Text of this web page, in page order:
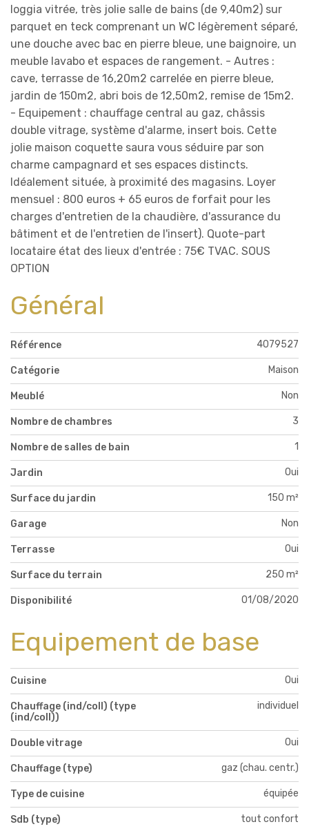
loggia vitrée, très jolie salle de bains (de 9,40m2) sur
parquet en teck comprenant un WC légèrement séparé,
une douche avec bac en pierre bleue, une baignoire, un
meuble lavabo et espaces de rangement. - Autres :
cave, terrasse de 16,20m2 carrelée en pierre bleue,
jardin de 150m2, abri bois de 12,50m2, remise de 15m2.
- Equipement : chauffage central au gaz, châssis
double vitrage, système d'alarme, insert bois. Cette
jolie maison coquette saura vous séduire par son
charme campagnard et ses espaces distincts.
Idéalement située, à proximité des magasins. Loyer
mensuel : 800 euros + 65 euros de forfait pour les
charges d'entretien de la chaudière, d'assurance du
bâtiment et de l'entretien de l'insert). Quote-part
locataire état des lieux d'entrée : 75€ TVAC. SOUS
OPTION
Général
Référence 4079527
Catégorie Maison
Meublé Non
Nombre de chambres 3
Nombre de salles de bain 1
Jardin Oui
Surface du jardin 150 m²
Garage Non
Terrasse Oui
Surface du terrain 250 m²
Disponibilité 01/08/2020
Equipement de base
Cuisine Oui
Chauffage (ind/coll) (type
(ind/coll))
individuel
Double vitrage Oui
Chauffage (type) gaz (chau. centr.)
Type de cuisine équipée
Sdb (type) tout confort